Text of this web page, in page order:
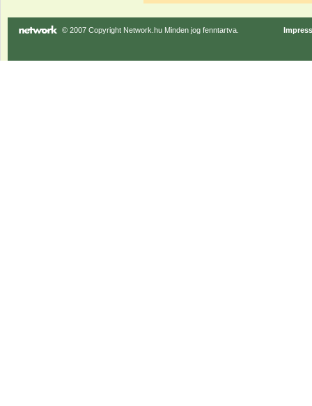
© 2007 Copyright Network.hu Minden jog fenntartva.